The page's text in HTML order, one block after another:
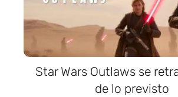
Star Wars Outlaws se
de lo previsto